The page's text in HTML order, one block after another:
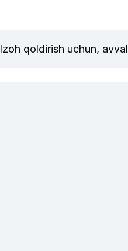
Izoh qoldirish uchun, avval